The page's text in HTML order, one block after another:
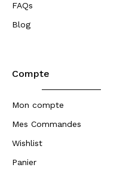
FAQs
Blog
Compte
Mon compte
Mes Commandes
Wishlist
Panier